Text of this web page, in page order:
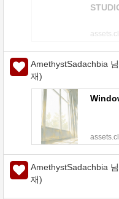
AmethystSadachbia
재)
AmethystSadachbia
재)